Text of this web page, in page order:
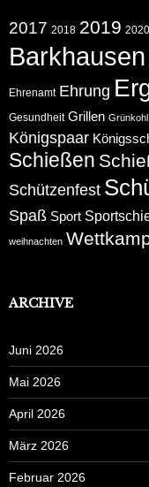
2017 2018 2019 2020
Barkhausen
Ehrenamt Ehrung
Gesundheit Grillen Grünkohl
Königspaar
Schießen
Schützenfest
Spaß Sport
weihnachten
ARCHIVE
Juni 2026
Mai 2026
April 2026
März 2026
Februar 2026